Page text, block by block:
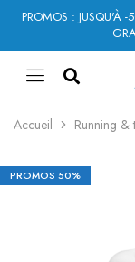
PROMOS : JUSQU'À -
Accueil Running &
PROMOS 50%